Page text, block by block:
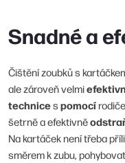
Snadné a
Čištění zoubků s
ale zároveň velmi
technices pomocí
šetrně a efektivně
Na kartáček není třeba
směrem k zubu,